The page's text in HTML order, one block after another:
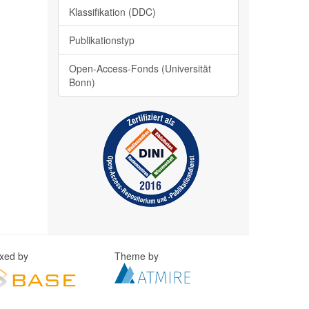
Klassifikation (DDC)
Publikationstyp
Open-Access-Fonds (Universität
Bonn)
by Theme by